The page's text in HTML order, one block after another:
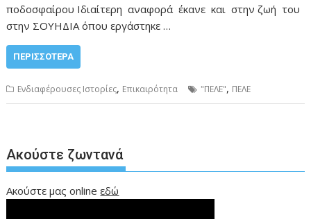
ποδοσφαίρου Ιδιαίτερη αναφορά έκανε και στην ζωή του
στην ΣΟΥΗΔΙΑ όπου εργάστηκε …
ΠΕΡΙΣΣΌΤΕΡΑ
Ενδιαφέρουσες Ιστορίες, Επικαιρότητα "ΠΕΛΕ", ΠΕΛΕ
Ακούστε ζωντανά
Ακούστε μας onlineεδώ